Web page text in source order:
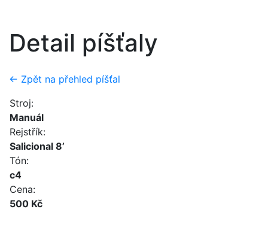
Detail píšťaly
← Zpět na přehled píšťal
Stroj:
Manuál
Rejstřík:
Salicional 8’
Tón:
c4
Cena:
500 Kč